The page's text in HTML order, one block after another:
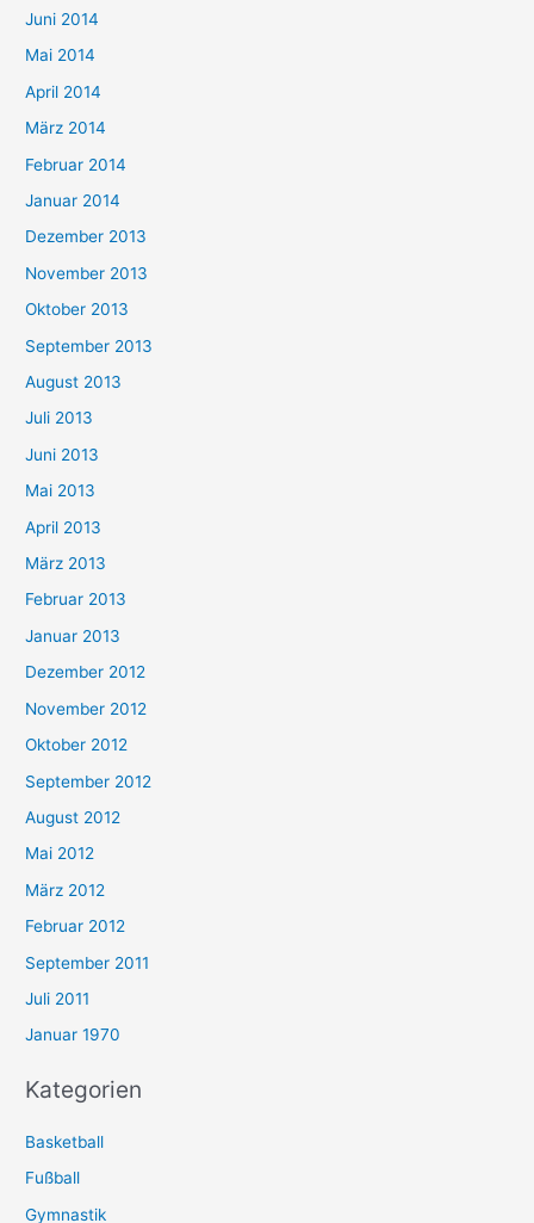
Juni 2014
Mai 2014
April 2014
März 2014
Februar 2014
Januar 2014
Dezember 2013
November 2013
Oktober 2013
September 2013
August 2013
Juli 2013
Juni 2013
Mai 2013
April 2013
März 2013
Februar 2013
Januar 2013
Dezember 2012
November 2012
Oktober 2012
September 2012
August 2012
Mai 2012
März 2012
Februar 2012
September 2011
Juli 2011
Januar 1970
Kategorien
Basketball
Fußball
Gymnastik